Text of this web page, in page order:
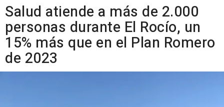
Salud atiende a más de 2.000
personas durante El Rocío, un
15% más que en el Plan Romero
de 2023